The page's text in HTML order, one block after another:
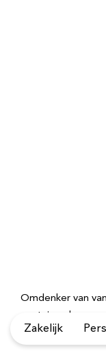
Omdenker van
gaat, is ook een
dit soort teksten
Zakelijk